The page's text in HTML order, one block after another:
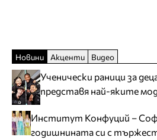
Новини Акценти Видео
Ученически раници за
представя най-яките
Институт Конфуций –
годишнината си с